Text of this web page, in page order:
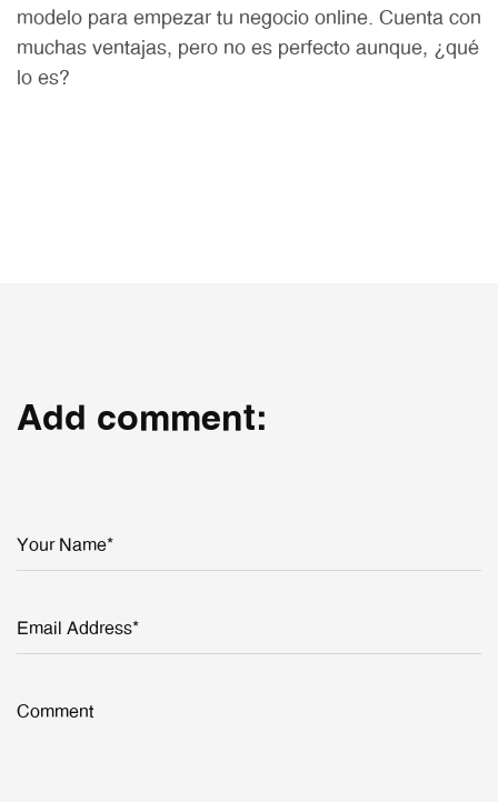
modelo para empezar tu negocio online. Cuenta con
muchas ventajas, pero no es perfecto aunque, ¿qué
lo es?
Add comment:
Your Name*
Email Address*
Comment